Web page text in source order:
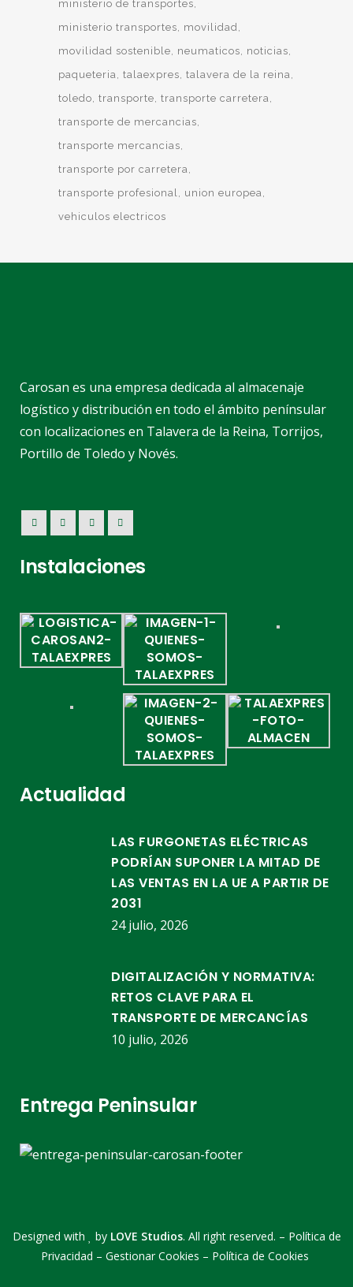
ministerio de transportes
ministerio transportes
movilidad
movilidad sostenible
neumaticos
noticias
paqueteria talaexpres talavera de la reina
toledo transporte transporte carretera
transporte de mercancias
transporte mercancias
transporte por carretera
transporte profesional
union europea
vehiculos electricos
Carosan es una empresa dedicada al almacenaje
logístico y distribución en todo el ámbito penínsular
con localizaciones en Talavera de la Reina, Torrijos,
Portillo de Toledo y Novés.
Instalaciones
Actualidad
LAS FURGONETAS ELÉCTRICAS
PODRÍAN SUPONER LA MITAD DE
LAS VENTAS EN LA UE A PARTIR DE
2031
24 julio, 2026
DIGITALIZACIÓN Y NORMATIVA:
RETOS CLAVE PARA EL
TRANSPORTE DE MERCANCÍAS
10 julio, 2026
Entrega Peninsular
Designed with by LOVE Studios. All right reserved. – Política de
Privacidad – Gestionar Cookies – Política de Cookies